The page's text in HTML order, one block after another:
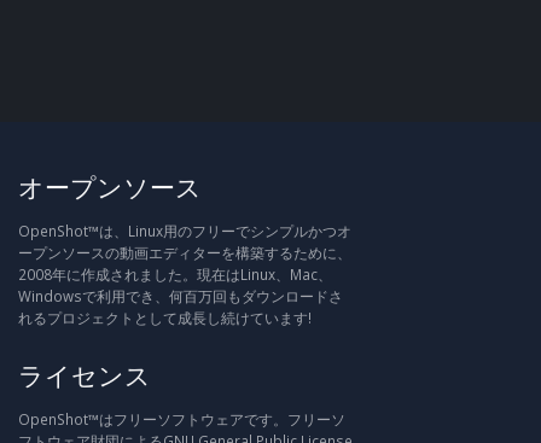
オープンソース
OpenShot™は、Linux用のフリーでシンプルかつオ
ープンソースの動画エディターを構築するために、
2008年に作成されました。現在はLinux、Mac、
Windowsで利用でき、何百万回もダウンロードさ
れるプロジェクトとして成長し続けています!
ライセンス
OpenShot™はフリーソフトウェアです。フリーソ